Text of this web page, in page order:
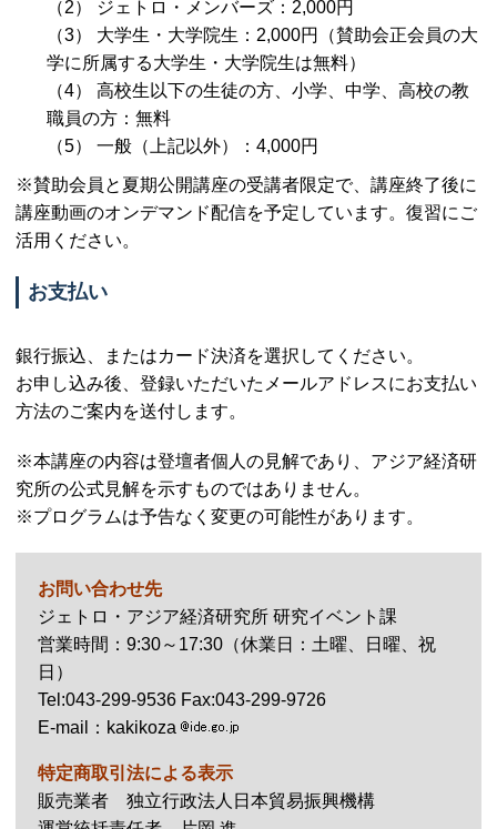
（2） ジェトロ・メンバーズ：2,000円
（3） 大学生・大学院生：2,000円（賛助会正会員の大
学に所属する大学生・大学院生は無料）
（4） 高校生以下の生徒の方、小学、中学、高校の教
職員の方：無料
（5） 一般（上記以外）：4,000円
※賛助会員と夏期公開講座の受講者限定で、講座終了後に
講座動画のオンデマンド配信を予定しています。復習にご
活用ください。
お支払い
銀行振込、またはカード決済を選択してください。
お申し込み後、登録いただいたメールアドレスにお支払い
方法のご案内を送付します。
※本講座の内容は登壇者個人の見解であり、アジア経済研
究所の公式見解を示すものではありません。
※プログラムは予告なく変更の可能性があります。
お問い合わせ先
ジェトロ・アジア経済研究所 研究イベント課
営業時間：9:30～17:30（休業日：土曜、日曜、祝
日）
Tel :043-299-9536 Fax:043-299-9726
E-mail
：kakikoza
特定商取引法による表示
販売業者 独立行政法人日本貿易振興機構